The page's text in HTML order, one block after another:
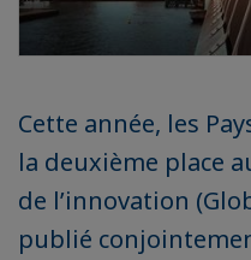
Cette année, les
la deuxième place
de l’innovation
publié